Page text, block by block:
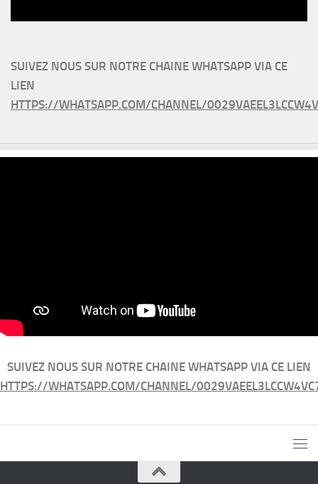
SUIVEZ NOUS SUR NOTRE CHAINE WHATSAPP VIA CE
LIEN
HTTPS://WHATSAPP.COM/CHANNEL/
SUIVEZ NOUS SUR NOTRE CHAINE WHATSAPP VIA CE LIEN
HTTPS://WHATSAPP.COM/CHANNEL/